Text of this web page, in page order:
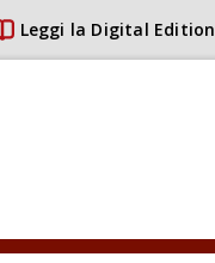
Leggi la Digital Edition